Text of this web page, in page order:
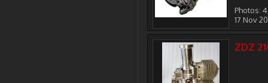
Photos: 4
17 Nov
ZDZ